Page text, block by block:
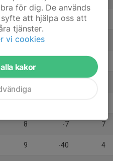
8 32
9
8 -7 7
9 -40 4
för dig. De används
att hjälpa oss att
tjänster.
vi cookies
kakor